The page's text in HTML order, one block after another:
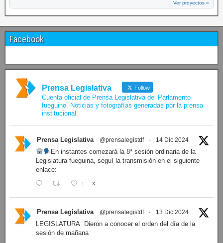
Ver proyectos »
Facebook
Prensa Legislativa Follow
Cuenta oficial de Prensa Legislativa del Parlamento
fueguino. Noticias y fotografías generadas por la prensa
institucional.
Prensa Legislativa @prensalegistdf · 14 Dic 2024
En instantes comezará la 8ª sesión ordinaria de la
Legislatura fueguina, seguí la transmisión en el siguiente
enlace:
1 X
Prensa Legislativa @prensalegistdf · 13 Dic 2024
LEGISLATURA: Dieron a conocer el orden del día de la
sesión de mañana